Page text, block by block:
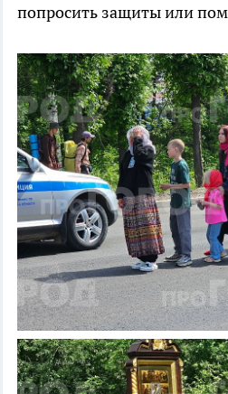
попросить защиты или